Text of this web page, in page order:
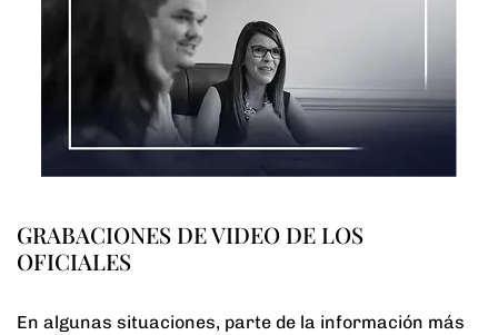
GRABACIONES DE VIDEO DE LOS
OFICIALES
En algunas situaciones, parte de la información más